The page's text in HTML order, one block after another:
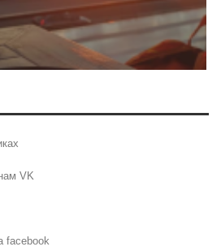
VK
facebook